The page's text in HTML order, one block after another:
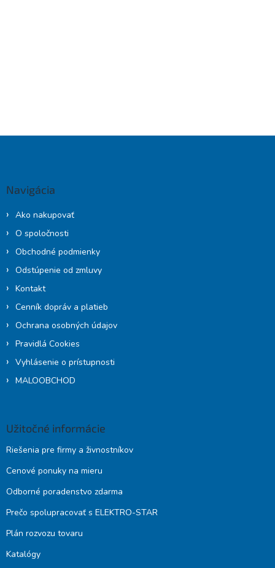
Navigácia
Ako nakupovať
O spoločnosti
Obchodné podmienky
Odstúpenie od zmluvy
Kontakt
Cenník dopráv a platieb
Ochrana osobných údajov
Pravidlá Cookies
Vyhlásenie o prístupnosti
MALOOBCHOD
Užitočné informácie
Riešenia pre firmy a živnostníkov
Cenové ponuky na mieru
Odborné poradenstvo zdarma
Prečo spolupracovať s ELEKTRO-STAR
Plán rozvozu tovaru
Katalógy